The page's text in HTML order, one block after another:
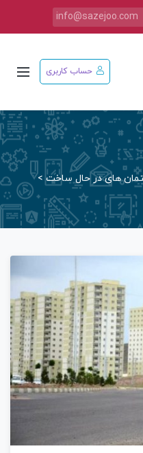
info@sazejoo.com
حساب کاربری
>